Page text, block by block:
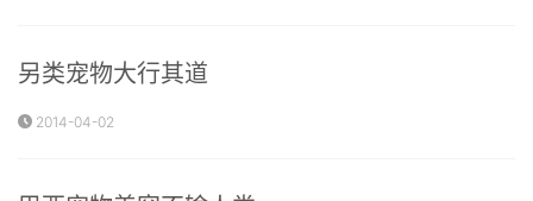
另类宠物大行其道
2014-04-02